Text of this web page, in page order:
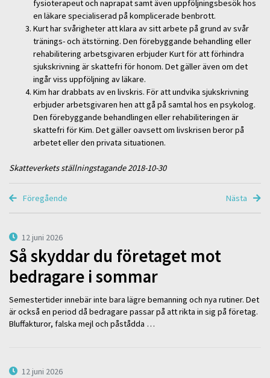
fysioterapeut och naprapat samt även uppföljningsbesök hos
en läkare specialiserad på komplicerade benbrott.
Kurt har svårigheter att klara av sitt arbete på grund av svår
tränings- och ätstörning. Den förebyggande behandling eller
rehabilitering arbetsgivaren erbjuder Kurt för att förhindra
sjukskrivning är skattefri för honom. Det gäller även om det
ingår viss uppföljning av läkare.
Kim har drabbats av en livskris. För att undvika sjukskrivning
erbjuder arbetsgivaren hen att gå på samtal hos en psykolog.
Den förebyggande behandlingen eller rehabiliteringen är
skattefri för Kim. Det gäller oavsett om livskrisen beror på
arbetet eller den privata situationen.
Skatteverkets ställningstagande 2018-10-30
Föregående Nästa
12 juni 2026
Så skyddar du företaget mot
bedragare i sommar
Semestertider innebär inte bara lägre bemanning och nya rutiner. Det
är också en period då bedragare passar på att rikta in sig på företag.
Bluffakturor, falska mejl och påstådda …
12 juni 2026